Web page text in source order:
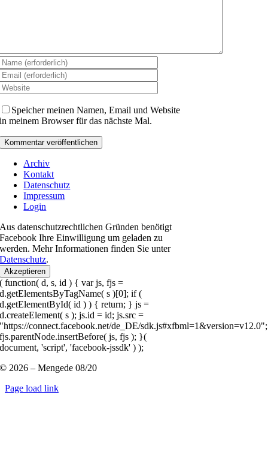
Speicher meinen Namen, Email und Website
in meinem Browser für das nächste Mal.
Archiv
Kontakt
Datenschutz
Impressum
Login
Aus datenschutzrechtlichen Gründen benötigt
Facebook Ihre Einwilligung um geladen zu
werden. Mehr Informationen finden Sie unter
Datenschutz.
Akzeptieren
( function( d, s, id ) { var js, fjs =
d.getElementsByTagName( s )[0]; if (
d.getElementById( id ) ) { return; } js =
d.createElement( s ); js.id = id; js.src =
"https://connect.facebook.net/de_DE/sdk.js#xfbml=1&version=v12.0";
fjs.parentNode.insertBefore( js, fjs ); }(
document, 'script', 'facebook-jssdk' ) );
© 2026 – Mengede 08/20
Page load link